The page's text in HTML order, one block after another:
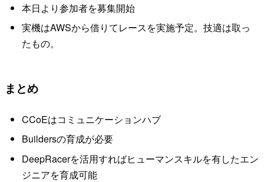
本日より参加者を募集開始
実機はAWSから借りてレースを実施予定。技適は取っ
たもの。
まとめ
CCoEはコミュニケーションハブ
Buildersの育成が必要
DeepRacerを活用すればヒューマンスキルを有したエン
ジニアを育成可能